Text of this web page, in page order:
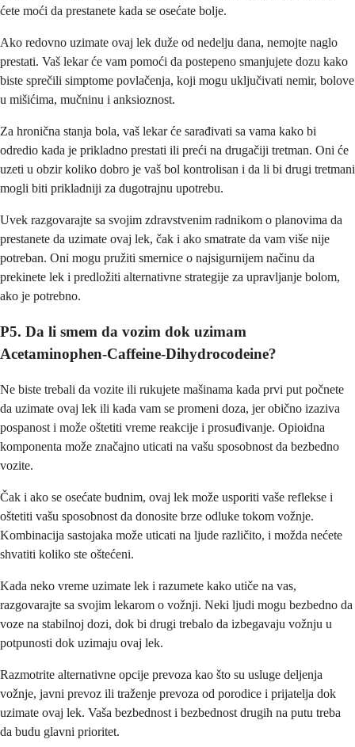
ćete moći da prestanete kada se osećate bolje.
Ako redovno uzimate ovaj lek duže od nedelju dana, nemojte naglo
prestati. Vaš lekar će vam pomoći da postepeno smanjujete dozu kako
biste sprečili simptome povlačenja, koji mogu uključivati nemir, bolove
u mišićima, mučninu i anksioznost.
Za hronična stanja bola, vaš lekar će sarađivati sa vama kako bi
odredio kada je prikladno prestati ili preći na drugačiji tretman. Oni će
uzeti u obzir koliko dobro je vaš bol kontrolisan i da li bi drugi tretmani
mogli biti prikladniji za dugotrajnu upotrebu.
Uvek razgovarajte sa svojim zdravstvenim radnikom o planovima da
prestanete da uzimate ovaj lek, čak i ako smatrate da vam više nije
potreban. Oni mogu pružiti smernice o najsigurnijem načinu da
prekinete lek i predložiti alternativne strategije za upravljanje bolom,
ako je potrebno.
P5. Da li smem da vozim dok uzimam
Acetaminophen-Caffeine-Dihydrocodeine?
Ne biste trebali da vozite ili rukujete mašinama kada prvi put počnete
da uzimate ovaj lek ili kada vam se promeni doza, jer obično izaziva
pospanost i može oštetiti vreme reakcije i prosuđivanje. Opioidna
komponenta može značajno uticati na vašu sposobnost da bezbedno
vozite.
Čak i ako se osećate budnim, ovaj lek može usporiti vaše reflekse i
oštetiti vašu sposobnost da donosite brze odluke tokom vožnje.
Kombinacija sastojaka može uticati na ljude različito, i možda nećete
shvatiti koliko ste oštećeni.
Kada neko vreme uzimate lek i razumete kako utiče na vas,
razgovarajte sa svojim lekarom o vožnji. Neki ljudi mogu bezbedno da
voze na stabilnoj dozi, dok bi drugi trebalo da izbegavaju vožnju u
potpunosti dok uzimaju ovaj lek.
Razmotrite alternativne opcije prevoza kao što su usluge deljenja
vožnje, javni prevoz ili traženje prevoza od porodice i prijatelja dok
uzimate ovaj lek. Vaša bezbednost i bezbednost drugih na putu treba
da budu glavni prioritet.